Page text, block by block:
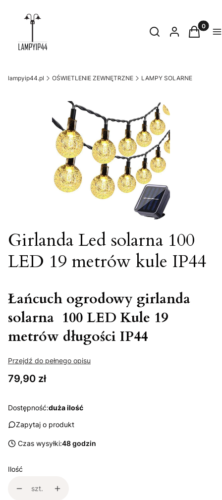
Otwórz
SzukajZaloguj sięKoszyk
lampyip44.pl OŚWIETLENIE ZEWNĘTRZNE LAMPY SOLARNE
Girlanda Led solarna 100
LED 19 metrów kule IP44
Łańcuch ogrodowy girlanda
solarna 100 LED Kule 19
metrów długości IP44
Przejdź do pełnego opisu
Cena
79,90 zł
Dostępność:duża ilość
Zapytaj o produkt
Czas wysyłki:48 godzin
Ilość
szt.